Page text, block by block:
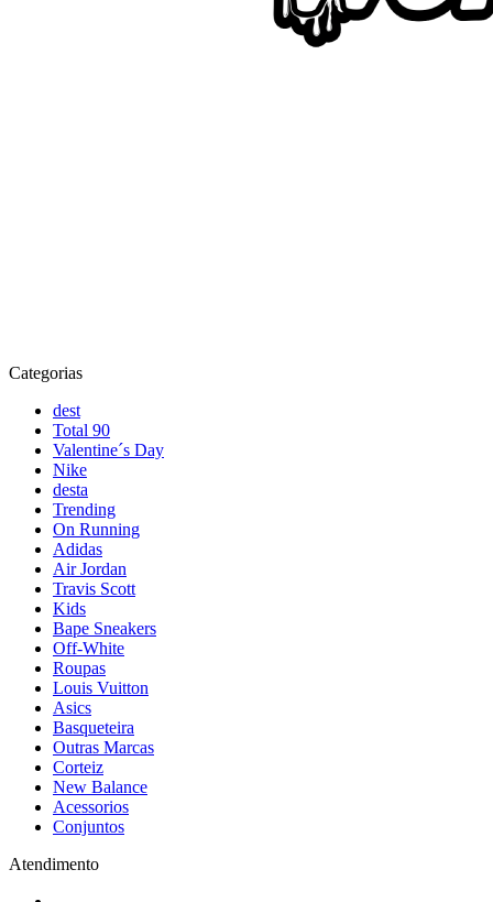
Categorias
dest
Total 90
Valentine´s Day
Nike
desta
Trending
On Running
Adidas
Air Jordan
Travis Scott
Kids
Bape Sneakers
Off-White
Roupas
Louis Vuitton
Asics
Basqueteira
Outras Marcas
Corteiz
New Balance
Acessorios
Conjuntos
Atendimento